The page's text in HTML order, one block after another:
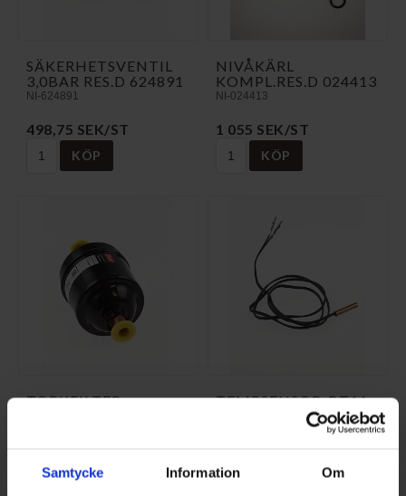
Samtycke Information Om
SÄKERHETSVENTIL
3,0BAR RES.D 624891
NI-624891
498,75 SEK/ST
KÖP
NIVÅKÄRL
KOMPL.RES.D 024413
NI-024413
1 055 SEK/ST
KÖP
TORKFILTER
556,25 SEK/ST
TEMPSENSOR-BT11
443,75 SEK/ST